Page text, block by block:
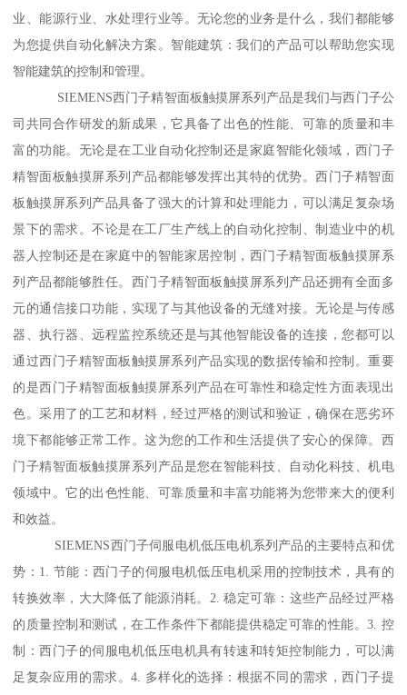
业、能源行业、水处理行业等。无论您的业务是什么，我们都能够
为您提供自动化解决方案。智能建筑：我们的产品可以帮助您实现
智能建筑的控制和管理。
SIEMENS西门子精智面板触摸屏系列产品是我们与西门子公
司共同合作研发的新成果，它具备了出色的性能、可靠的质量和丰
富的功能。无论是在工业自动化控制还是家庭智能化领域，西门子
精智面板触摸屏系列产品都能够发挥出其特的优势。西门子精智面
板触摸屏系列产品具备了强大的计算和处理能力，可以满足复杂场
景下的需求。不论是在工厂生产线上的自动化控制、制造业中的机
器人控制还是在家庭中的智能家居控制，西门子精智面板触摸屏系
列产品都能够胜任。西门子精智面板触摸屏系列产品还拥有全面多
元的通信接口功能，实现了与其他设备的无缝对接。无论是与传感
器、执行器、远程监控系统还是与其他智能设备的连接，您都可以
通过西门子精智面板触摸屏系列产品实现的数据传输和控制。重要
的是西门子精智面板触摸屏系列产品在可靠性和稳定性方面表现出
色。采用了的工艺和材料，经过严格的测试和验证，确保在恶劣环
境下都能够正常工作。这为您的工作和生活提供了安心的保障。西
门子精智面板触摸屏系列产品是您在智能科技、自动化科技、机电
领域中。它的出色性能、可靠质量和丰富功能将为您带来大的便利
和效益。
SIEMENS西门子伺服电机低压电机系列产品的主要特点和优
势：1. 节能：西门子的伺服电机低压电机采用的控制技术，具有的
转换效率，大大降低了能源消耗。2. 稳定可靠：这些产品经过严格
的质量控制和测试，在工作条件下都能提供稳定可靠的性能。3. 控
制：西门子的伺服电机低压电机具有转速和转矩控制能力，可以满
足复杂应用的需求。4. 多样化的选择：根据不同的需求，西门子提